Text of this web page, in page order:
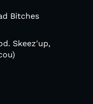
Bitches
Skeez'up,